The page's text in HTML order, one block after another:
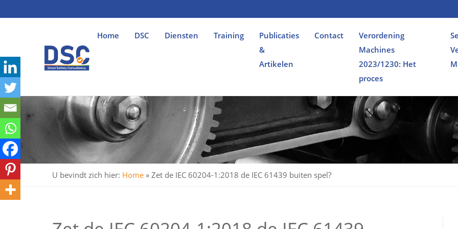
Home DSC Diensten Training
Publicaties
&
Artikelen
Contact
Verordening
Machines
2023/1230: Het
proces
U bevindt zich hier: Home » Zet de IEC 60204-1:2018 de IEC 61439 buiten spel?